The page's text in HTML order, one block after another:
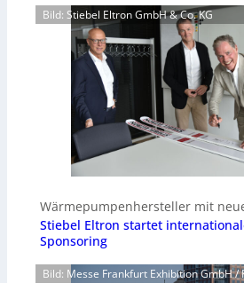
Bild: Stiebel Eltron GmbH & Co. KG
Wärmepumpenhersteller mit
Stiebel Eltron startet
Sponsoring
Bild: Messe Frankfurt Exhibition GmbH /